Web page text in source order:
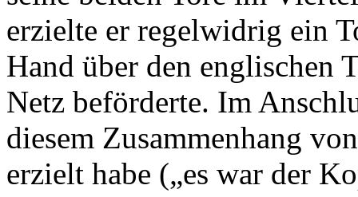
erzielte er regelwidrig ein
Hand über den englischen
Netz beförderte. Im
diesem Zusammenhang
erzielt habe („es war der